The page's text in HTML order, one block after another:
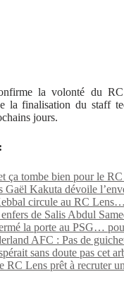
la volonté du
la finalisation du staff
jours.
ça tombe bien pour le
Gaël Kakuta dévoile
circule au RC
de Salis Abdul
la porte au PSG…
AFC : Pas de
sans doute pas cet
RC Lens prêt à recruter